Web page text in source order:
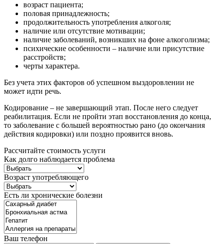
возраст пациента;
половая принадлежность;
продолжительность употребления алкоголя;
наличие или отсутствие мотивации;
наличие заболеваний, возникших на фоне алкоголизма;
психические особенности – наличие или присутствие
расстройств;
черты характера.
Без учета этих факторов об успешном выздоровлении не
может идти речь.
Кодирование – не завершающий этап. После него следует
реабилитация. Если не пройти этап восстановления до конца,
то заболевание с большей вероятностью рано (до окончания
действия кодировки) или поздно проявится вновь.
Рассчитайте стоимость услуги
Как долго наблюдается проблема
Возраст употребляющего
Есть ли хронические болезни
Ваш телефон